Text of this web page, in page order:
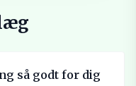
så godt for dig